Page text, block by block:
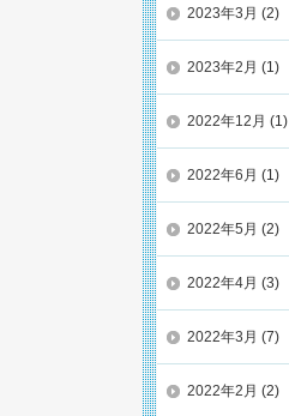
2023年3月 (2)
2023年2月 (1)
2022年12月 (1)
2022年6月 (1)
2022年5月 (2)
2022年4月 (3)
2022年3月 (7)
2022年2月 (2)